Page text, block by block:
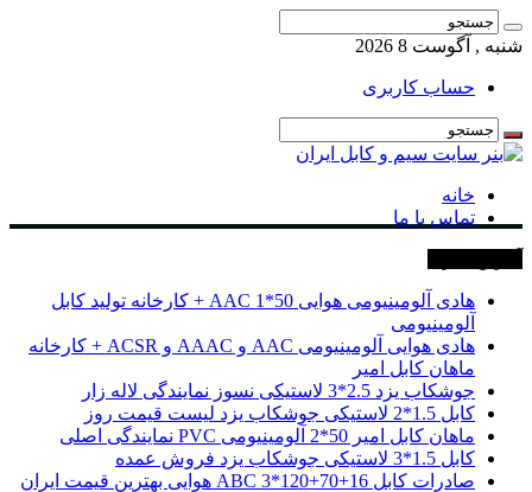
شنبه , آگوست 8 2026
حساب کاربری
خانه
تماس با ما
هادی آلومینیومی هوایی 50*1 AAC + کارخانه تولید کابل
آلومینیومی
هادی هوایی آلومینیومی AAC و AAAC و ACSR + کارخانه
ماهان کابل امیر
جوشکاب یزد 2.5*3 لاستیکی نسوز نمایندگی لاله زار
کابل 1.5*2 لاستیکی جوشکاب یزد لیست قیمت روز
ماهان کابل امیر 50*2 آلومینیومی PVC نمایندگی اصلی
کابل 1.5*3 لاستیکی جوشکاب یزد فروش عمده
صادرات کابل 16+70+120*3 ABC هوایی بهترین قیمت ایران